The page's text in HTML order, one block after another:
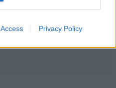
Privacy Policy